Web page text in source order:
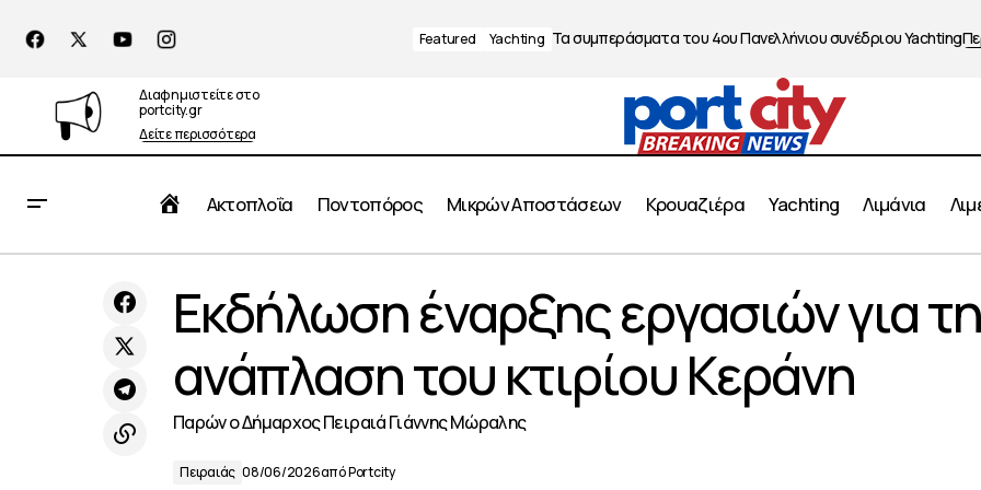
Featured Yachting Τα συμπεράσματα του 4ου Πανελλήνιου συνέδριου Yachting
Διαφημιστείτε στο
portcity.gr
Δείτε περισσότερα
Αρχική
Ακτοπλοΐα Ποντοπόρος Μικρών Αποστάσεων Κρουαζιέρα Yachting Λιμάνια
χαιρετίζει την αύξηση του
ακατάσχετου ορίου
Πειραιάς Eκδήλωση έναρξης εργασιών για την ανάπλαση του
Eκδήλωση έναρξης εργασιών για
ανάπλαση του κτιρίου Κεράνη
Παρών ο Δήμαρχος Πειραιά Γιάννης Μώραλης
Πειραιάς 08/06/2026απόPortcity